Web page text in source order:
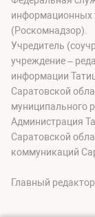
информационных
(Роскомнадзор).
Учредитель
учреждение –
информации
Саратовской
муниципального
Администрация
Саратовской
коммуникаций
Главный